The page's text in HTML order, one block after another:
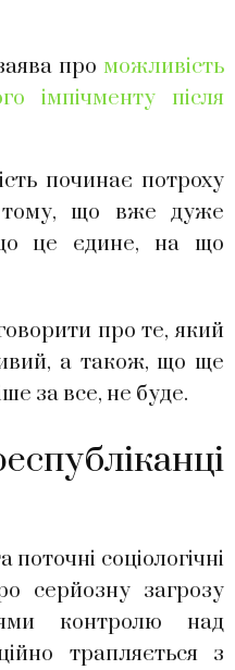
про можливість
імпічменту після
починає потроху
що вже дуже
це єдине, на що
про те, який
а також, що ще
за все, не буде.
соціологічні
серйозну загрозу
контролю над
трапляється з